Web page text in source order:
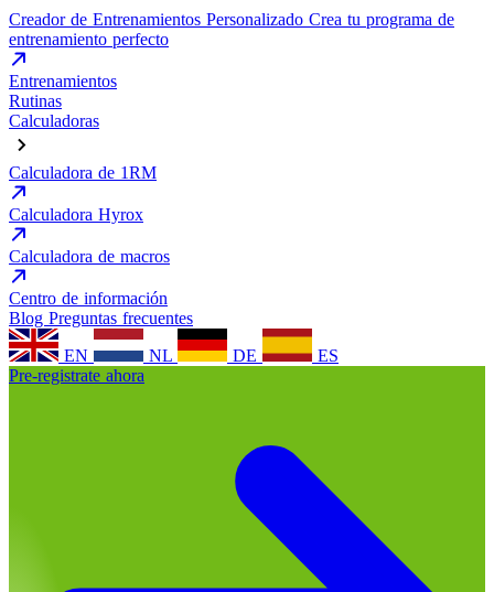
Creador de Entrenamientos Personalizado Crea tu programa de
entrenamiento perfecto
Entrenamientos
Rutinas
Calculadoras
Calculadora de 1RM
Calculadora Hyrox
Calculadora de macros
Centro de información
Blog Preguntas frecuentes
EN
NL DE
ES
Pre-registrate ahora